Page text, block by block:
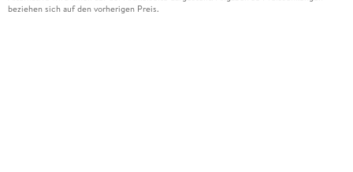
beziehen sich auf den vorherigen Preis.